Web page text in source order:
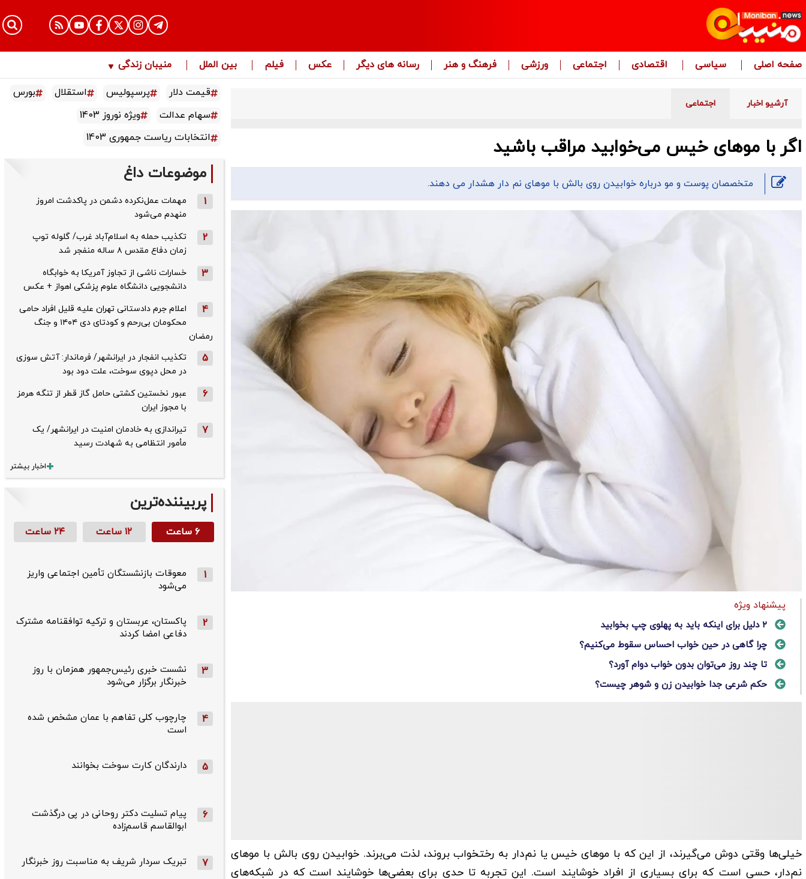
صفحه اصلی سیاسی اقتصادی اجتماعی ورزشی فرهنگ و هنر رسانه های دیگر عکس فیلم بین الملل منیبان زندگی
آرشیو اخبار اجتماعی
اگر با موهای خیس می‌خوابید مراقب باشید
متخصصان پوست و مو درباره‌ خوابیدن روی بالش با موهای نم دار هشدار می دهند.
پیشنهاد ویژه
۲ دلیل برای اینکه باید به پهلوی چپ بخوابید
چرا گاهی در حین خواب احساس سقوط می‌کنیم؟
تا چند روز می‌توان بدون خواب دوام آورد؟
حکم شرعی جدا خوابیدن زن و شوهر چیست؟
خیلی‌ها وقتی دوش می‌گیرند، از این که با موهای خیس یا نم‌دار به رختخواب بروند، لذت می‌برند. خوابیدن روی بالش با موهای
نم‌دار، حسی است که برای بسیاری از افراد خوشایند است. این تجربه تا حدی برای بعضی‌ها خوشایند است که در شبکه‌های
قیمت دلار پرسپولیس استقلال
بورس
سهام عدالت
ویژه نوروز 1403
انتخابات ریاست جمهوری 1403
موضوعات داغ
1
مهمات عمل‌نکرده دشمن در پاکدشت امروز
منهدم می‌شود
2
تکذیب حمله به اسلام‌آباد غرب/ گلوله توپ
زمان دفاع مقدس ۸ ساله منفجر شد
3
خسارات ناشی از تجاوز آمریکا به خوابگاه
دانشجویی دانشگاه علوم پزشکی اهواز + عکس
4
اعلام جرم دادستانی تهران علیه قلیل افراد حامی
محکومان بی‌رحم و کودتای دی‌ ۱۴۰۴ و جنگ
رمضان
5
تکذیب ‌انفجار در ایرانشهر/ فرماندار: آتش سوزی
در محل دپوی سوخت، علت دود بود
6
عبور نخستین کشتی حامل گاز قطر از تنگه هرمز
با مجوز ایران
7
تیراندازی به خادمان امنیت در ایرانشهر/ یک
مأمور انتظامی به شهادت رسید
اخبار بیشتر
پربیننده‌ترین
۶ ساعت ۱۲ ساعت ۲۴ ساعت
1
معوقات بازنشستگان تأمین اجتماعی واریز
می‌شود
2
پاکستان، عربستان و ترکیه توافقنامه مشترک
دفاعی امضا کردند
3
نشست خبری رئیس‌جمهور همزمان با روز
خبرنگار برگزار می‌شود
4
چارچوب کلی تفاهم با عمان مشخص شده
است
5 دارندگان کارت سوخت بخوانند
6
پیام تسلیت دکتر روحانی در پی درگذشت
ابوالقاسم قاسم‌زاده
7 تبریک سردار شریف به مناسبت روز خبرنگار